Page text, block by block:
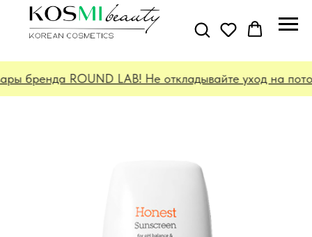
бренда ROUND LAB! Не откладывайте уход на потом!